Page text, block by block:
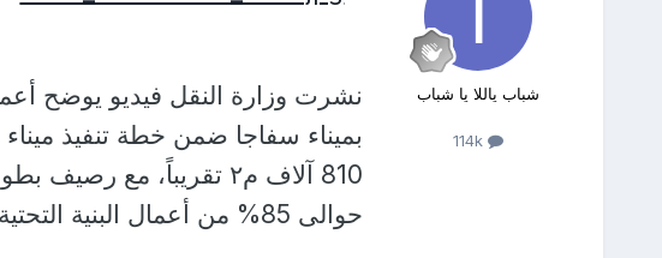
شباب ياللا يا شباب
114k
نشرت وزارة النقل فيديو يوضح
بميناء سفاجا ضمن خطة تنفيذ
حوالى 85% من أعمال البنية التحتية.